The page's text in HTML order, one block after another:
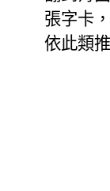
張字卡 ，
依此類推